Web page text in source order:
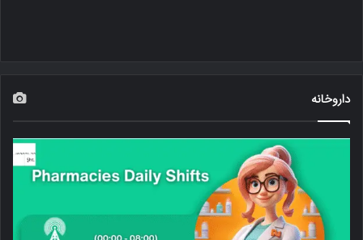
داروخانه